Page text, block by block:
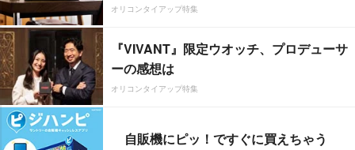
オリコンタイアップ特集
『VIVANT』限定ウオッチ、プロデューサ
ーの感想は
オリコンタイアップ特集
自販機にピッ！ですぐに買えちゃう